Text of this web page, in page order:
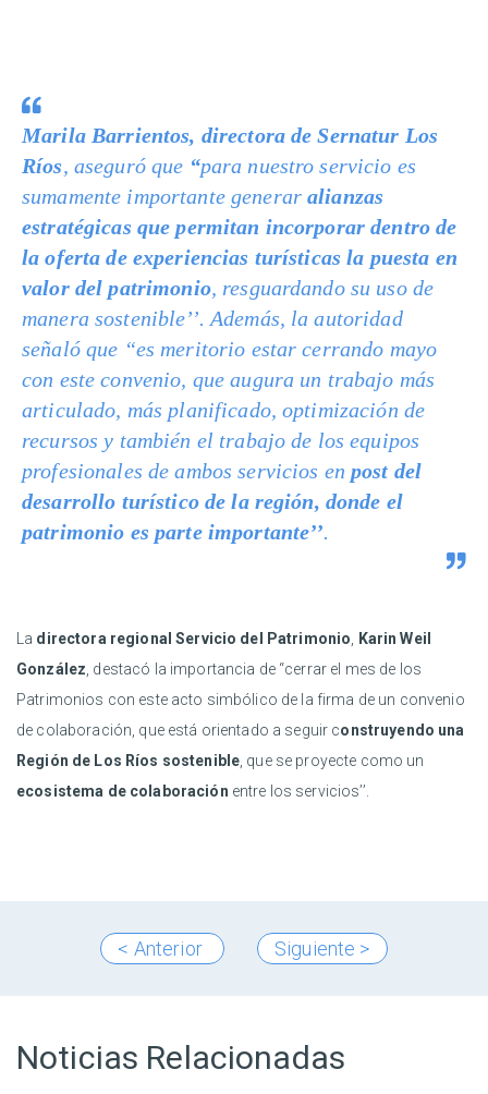
Marila Barrientos, directora de Sernatur Los
Ríos, aseguró que “para nuestro servicio es
sumamente importante generaralianzas
estratégicas que permitan incorporar dentro de
la oferta de experiencias turísticas la puesta en
valor del patrimonio, resguardando su uso de
manera sostenible’’. Además, la autoridad
señaló que “es meritorio estar cerrando mayo
con este convenio, que augura un trabajo más
articulado, más planificado, optimización de
recursos y también el trabajo de los equipos
profesionales de ambos servicios enpost del
desarrollo turístico de la región, donde el
patrimonio es parte importante’’.
La directora regional Servicio del Patrimonio
Karin Weil
González , destacó la importancia de “cerrar el mes de los
Patrimonios con este acto simbólico de la firma de un convenio
de colaboración, que está orientado a seguir construyendo una
Región de Los Ríos sostenible , que se proyecte como un
ecosistema de colaboración entre los servicios’’.
< Anterior Siguiente >
Noticias Relacionadas